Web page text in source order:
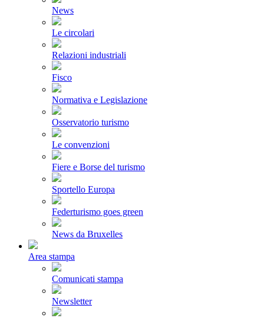
News
Le circolari
Relazioni industriali
Fisco
Normativa e Legislazione
Osservatorio turismo
Le convenzioni
Fiere e Borse del turismo
Sportello Europa
Federturismo goes green
News da Bruxelles
Area stampa
Comunicati stampa
Newsletter